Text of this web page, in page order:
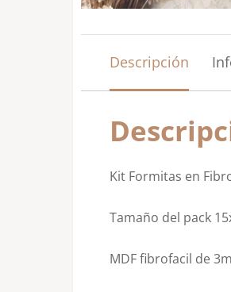
Descripción
Kit Formitas en
Tamaño del pack
MDF fibrofacil de